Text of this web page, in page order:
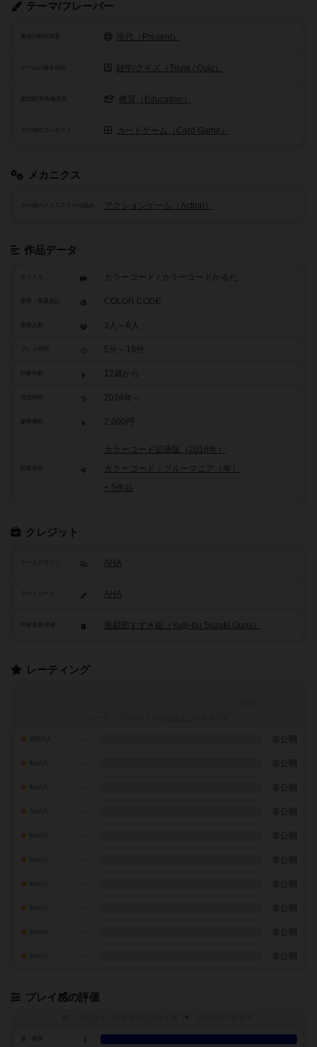
テーマ/フレーバー
舞台の時代背景 現代（Present）
ゲームの基本目的 雑学/クイズ（Trivia / Quiz）
政治経済/各種産業 教育（Education）
その他のコンセプト カードゲーム（Card Game）
メカニクス
その他のメカニクスや仕組み アクションゲーム（Action）
作品データ
タイトル カラーコード / カラーコードかるた
COLOR CODE
参加人数 3人～6人
5分～15分
12歳から
2016年～
参考価格 2,000円
関連作品
カラーコード拡張版（2016年）
カラーコード：ブルーマニア（年）
+ 5作品
クレジット
ゲームデザイン AHA
アートワーク AHA
遊戯部すずき組（Yugi-bu Suzuki Gumi）
レーティング
- 非公開
- 非公開
- 非公開
7点の人 - 非公開
- 非公開
- 非公開
- 非公開
- 非公開
- 非公開
- 非公開
プレイ感の評価
※
1